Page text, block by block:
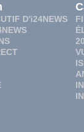
D'i24NEWS